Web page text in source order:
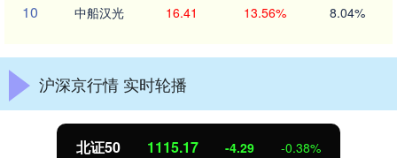
10 中船汉光 16.41 13.56% 8.04%
沪深京行情 实时轮播
北证50 1115.17 -4.29 -0.38%